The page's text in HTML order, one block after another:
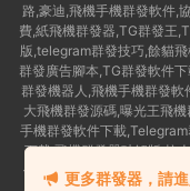
路,豪迪,飛機手機群發軟件,
費,紙飛機群發器,TG群發王
版,telegram群發技巧,餘貓
群發廣告腳本,TG群發軟件
群發機器人,飛機手機群發
大飛機群發源碼,曝光王飛
手機群發軟件下載
下載,飛機群發器破解版,拉
件,Telegram怎麽群發,協議
更多群發器，請